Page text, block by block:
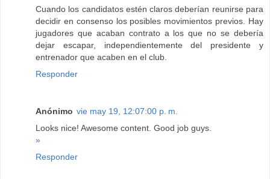
Cuando los candidatos estén claros deberían reunirse para
decidir en consenso los posibles movimientos previos. Hay
jugadores que acaban contrato a los que no se debería
dejar escapar, independientemente del presidente y
entrenador que acaben en el club.
Responder
Anónimo vie may 19, 12:07:00 p. m.
Looks nice! Awesome content. Good job guys.
»
Responder